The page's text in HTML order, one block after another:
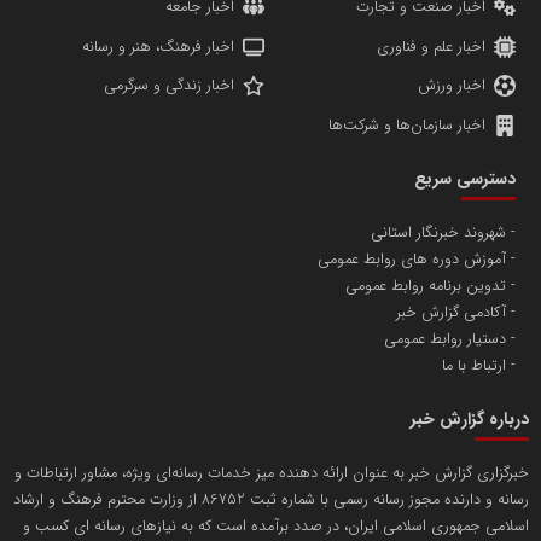
پایگاه اطلاع رسانی اعتلای نهادهای مردمی
تامین آهن اسفنجی تولیدکنندگان فولاد در کشور
تریبون
مسعودصادقی
اخبار صنعت و تجارت
اخبار جامعه
اخبار علم و فناوری
اخبار فرهنگ، هنر و رسانه
اخبار ورزش
اخبار زندگی و سرگرمی
اخبار سازمان‌ها و شرکت‌ها
دسترسی سریع
شهروند خبرنگار استانی
آموزش دوره های روابط عمومی
تدوین برنامه روابط عمومی
آکادمی گزارش خبر
دستیار روابط عمومی
ارتباط با ما
درباره گزارش خبر
خبرگزاری گزارش خبر به عنوان ارائه دهنده میز خدمات رسانه‌ای ویژه، مشاور ارتباطات و
رسانه و دارنده مجوز رسانه رسمی با شماره ثبت 86752 از وزارت محترم فرهنگ و ارشاد
اسلامی جمهوری اسلامی ایران، در صدد برآمده است که به نیازهای رسانه ای کسب و